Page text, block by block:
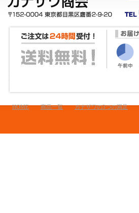
HOME 商品一覧 カナザワの3つの満足